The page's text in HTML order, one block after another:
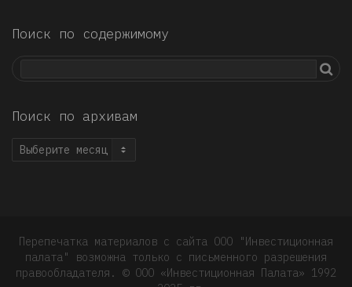
Поиск по содержимому
Поиск по архивам
Поиск
Перепечатка материалов с сайта ООО "Инвестиционная
палата" возможна только с письменного разрешения
правообладателя. © OOO «Инвестиционная Палата» 1992